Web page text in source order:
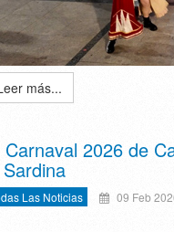
más...
Carnaval 2026 de
Las Noticias 09 Feb